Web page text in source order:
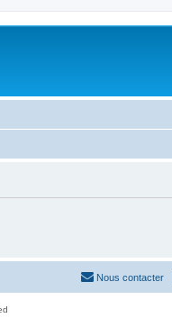
Nous contacter